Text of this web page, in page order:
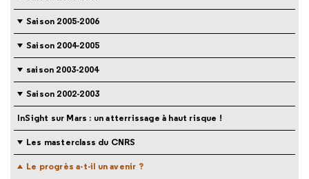
Saison 2005-2006
Saison 2004-2005
saison 2003-2004
Saison 2002-2003
InSight sur Mars : un atterrissage à haut risque !
Les masterclass du CNRS
Le progrès a-t-il un avenir ?